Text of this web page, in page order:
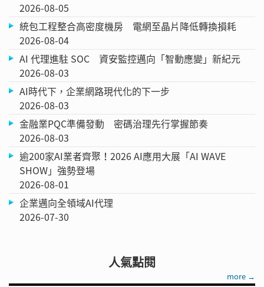
2026-08-05
統包工程整合高密度機房 電網至晶片降低轉換損耗
2026-08-04
AI 代理進駐 SOC 資安監控邁向「智動應變」新紀元
2026-08-03
AI時代下，企業網路現代化的下一步
2026-08-03
金融業PQC準備發動 密碼治理先行掌握節奏
2026-08-03
逾200家AI業者齊聚！2026 AI應用大展「AI WAVE
SHOW」強勢登場
2026-08-01
企業邁向全領域AI代理
2026-07-30
人氣點閱
more →